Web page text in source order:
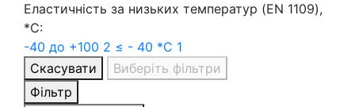
Еластичність за низьких температур (EN 1109),
*С:
-40 до +100 2 ≤ - 40 *C 1
Скасувати
Виберіть фільтри
Фільтр